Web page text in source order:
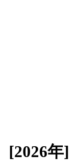
[2026年]